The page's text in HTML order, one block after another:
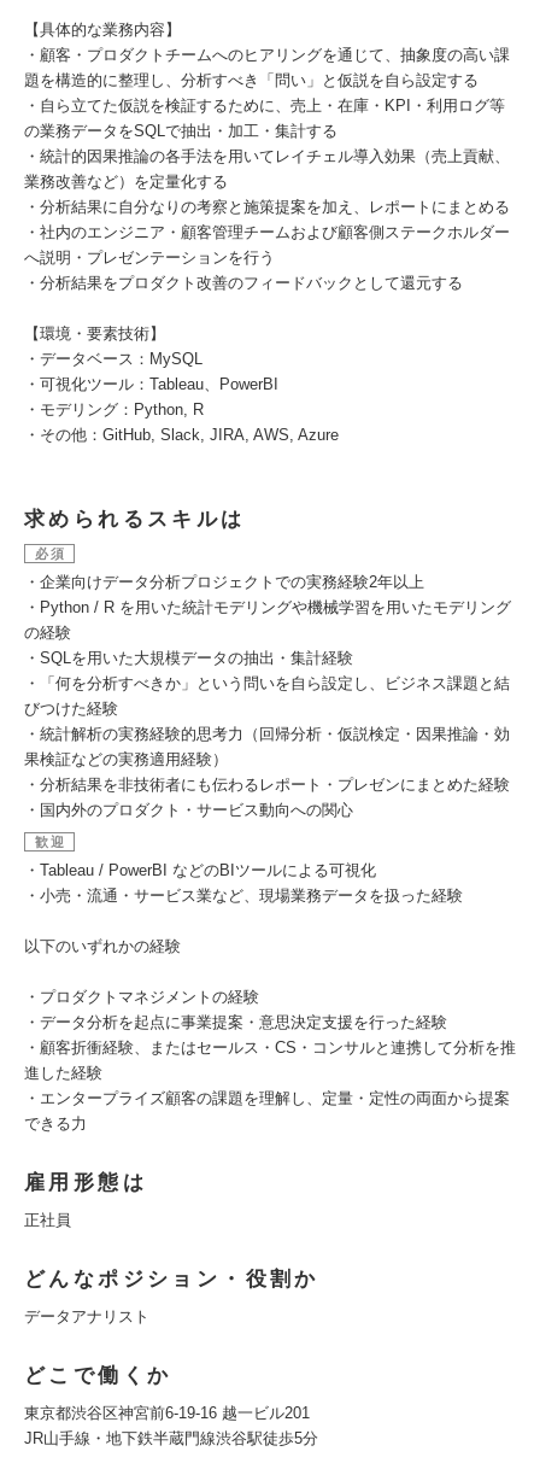
【具体的な業務内容】
・顧客・プロダクトチームへのヒアリングを通じて、抽象度の高い課
題を構造的に整理し、分析すべき「問い」と仮説を自ら設定する
・自ら立てた仮説を検証するために、売上・在庫・KPI・利用ログ等
の業務データをSQLで抽出・加工・集計する
・統計的因果推論の各手法を用いてレイチェル導入効果（売上貢献、
業務改善など）を定量化する
・分析結果に自分なりの考察と施策提案を加え、レポートにまとめる
・社内のエンジニア・顧客管理チームおよび顧客側ステークホルダー
へ説明・プレゼンテーションを行う
・分析結果をプロダクト改善のフィードバックとして還元する
【環境・要素技術】
・データベース：MySQL
・可視化ツール：Tableau、PowerBI
・モデリング：Python, R
・その他：GitHub, Slack, JIRA, AWS, Azure
求められるスキルは
必須
・企業向けデータ分析プロジェクトでの実務経験2年以上
・Python / R を用いた統計モデリングや機械学習を用いたモデリング
の経験
・SQLを用いた大規模データの抽出・集計経験
・「何を分析すべきか」という問いを自ら設定し、ビジネス課題と結
びつけた経験
・統計解析の実務経験的思考力（回帰分析・仮説検定・因果推論・効
果検証などの実務適用経験）
・分析結果を非技術者にも伝わるレポート・プレゼンにまとめた経験
・国内外のプロダクト・サービス動向への関心
歓迎
・Tableau / PowerBI などのBIツールによる可視化
・小売・流通・サービス業など、現場業務データを扱った経験
以下のいずれかの経験
・プロダクトマネジメントの経験
・データ分析を起点に事業提案・意思決定支援を行った経験
・顧客折衝経験、またはセールス・CS・コンサルと連携して分析を推
進した経験
・エンタープライズ顧客の課題を理解し、定量・定性の両面から提案
できる力
雇用形態は
正社員
どんなポジション・役割か
データアナリスト
どこで働くか
東京都渋谷区神宮前6-19-16 越一ビル201
JR山手線・地下鉄半蔵門線渋谷駅徒歩5分